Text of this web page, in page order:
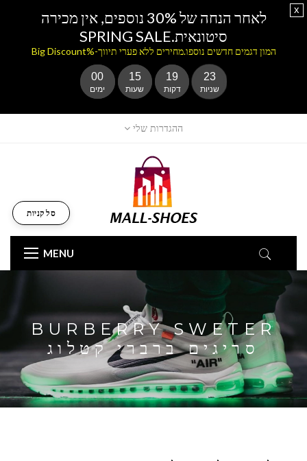
ההגדרות שלי
MENU
סל קניות
BURBERRY SWETER
סריגים ברברי קטלוג
לאחר הנחה של 30% נוספים, אין מכירה
סיטונאית.SPRING SALE
המון דגמים חדשים נוספו.מחירים ללא פערי תיווך-%Big Discount
00
ימים
15
שעות
19
דקות
23
שניות
x